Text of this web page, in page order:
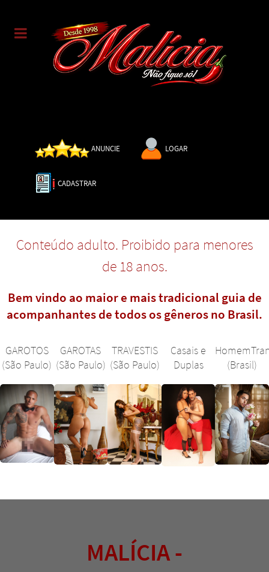
ANUNCIE LOGAR
CADASTRAR
Conteúdo adulto. Proibido para menores
de 18 anos.
Bem vindo ao maior e mais tradicional guia de
acompanhantes de todos os gêneros no Brasil.
GAROTOS
(São Paulo)
GAROTAS
(São Paulo)
TRAVESTIS
(São Paulo)
Casais e
Duplas
(Brasil)
MALÍCIA -